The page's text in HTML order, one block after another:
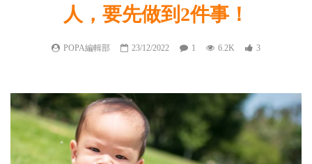
人，要先做到2件事！
POPA編輯部 23/12/2022 1 6.2K 3